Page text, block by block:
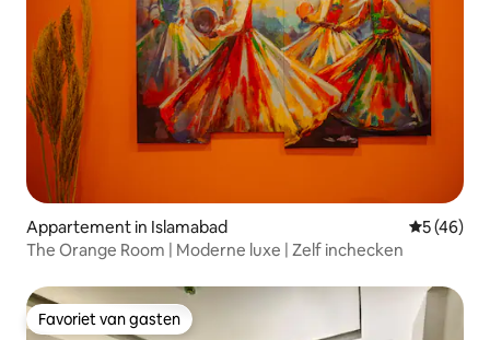
Appartement in Islamabad
5 (46)
The Orange Room | Moderne luxe | Zelf inchecken
Favoriet van gasten
Favoriet van gasten